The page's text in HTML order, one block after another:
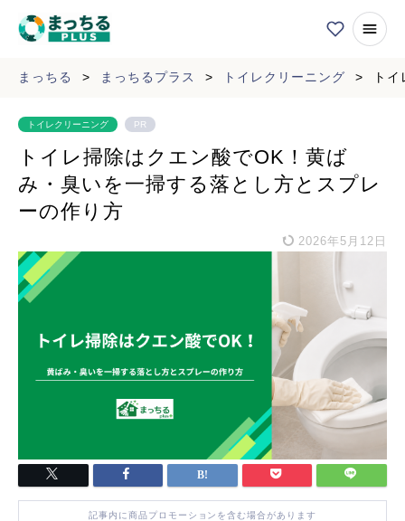
まっちる > まっちるプラス > トイレクリーニング > ト
トイレクリーニング PR
トイレ掃除はクエン酸でOK！黄ば
み・臭いを一掃する落とし方とスプレ
ーの作り方
2026年5月12日
記事内に商品プロモーションを含む場合があります